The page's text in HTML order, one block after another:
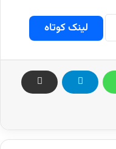
لینک کوتاه